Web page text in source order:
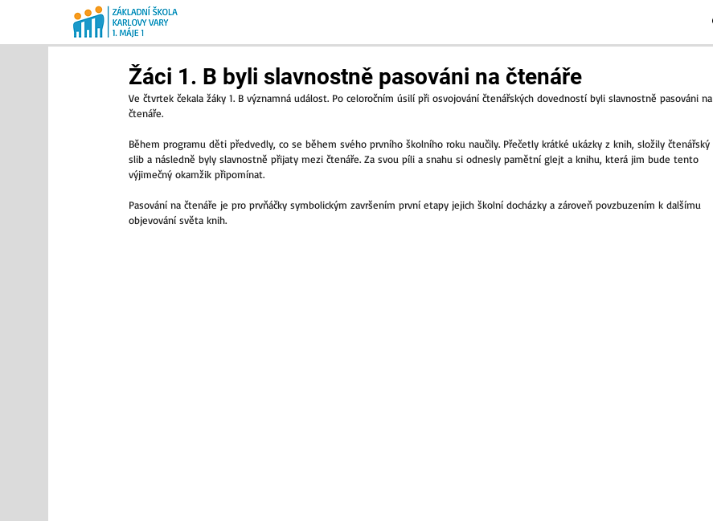
Žáci 1. B byli slavnostně pasováni na čtenáře
Ve čtvrtek čekala žáky 1. B významná událost. Po celoročním úsilí při osvojování čtenářských dovedností byli slavnostně pasováni na
čtenáře.
Během programu děti předvedly, co se během svého prvního školního roku naučily. Přečetly krátké ukázky z knih, složily čtenářský
slib a následně byly slavnostně přijaty mezi čtenáře. Za svou píli a snahu si odnesly pamětní glejt a knihu, která jim bude tento
výjimečný okamžik připomínat.
Pasování na čtenáře je pro prvňáčky symbolickým završením první etapy jejich školní docházky a zároveň povzbuzením k dalšímu
objevování světa knih.